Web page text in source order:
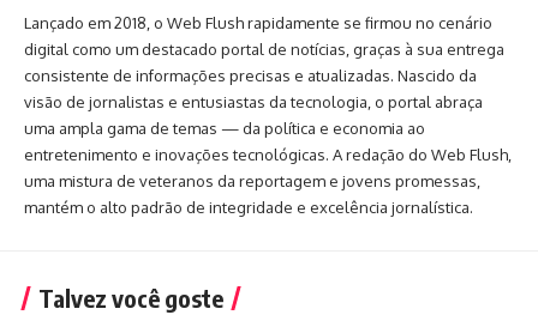
Lançado em 2018, o Web Flush rapidamente se firmou no cenário
digital como um destacado portal de notícias, graças à sua entrega
consistente de informações precisas e atualizadas. Nascido da
visão de jornalistas e entusiastas da tecnologia, o portal abraça
uma ampla gama de temas — da política e economia ao
entretenimento e inovações tecnológicas. A redação do Web Flush,
uma mistura de veteranos da reportagem e jovens promessas,
mantém o alto padrão de integridade e excelência jornalística.
Talvez você goste